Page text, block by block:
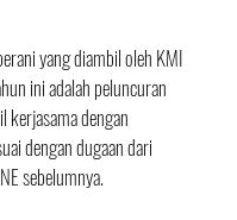
yang diambil oleh KMI
ini adalah peluncuran
kerjasama dengan
dengan dugaan dari
sebelumnya.